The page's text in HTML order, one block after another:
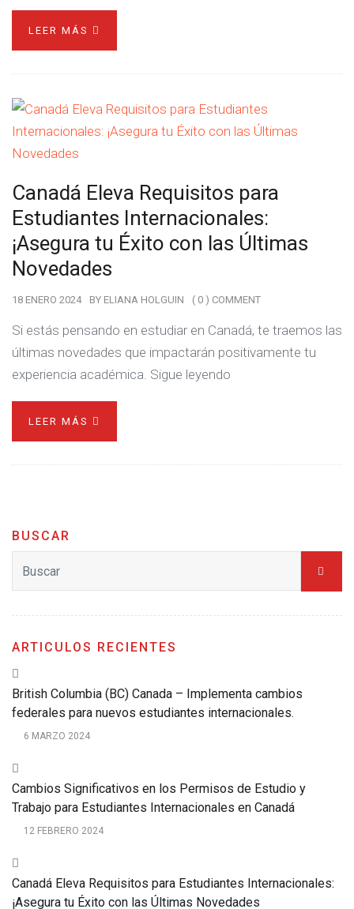
LEER MÁS
Canadá Eleva Requisitos para
Estudiantes Internacionales:
¡Asegura tu Éxito con las Últimas
Novedades
18 ENERO 2024 BY ELIANA HOLGUIN ( 0 ) COMMENT
Si estás pensando en estudiar en Canadá, te traemos las
últimas novedades que impactarán positivamente tu
experiencia académica. Sigue leyendo
LEER MÁS
BUSCAR
ARTICULOS RECIENTES
British Columbia (BC) Canada – Implementa cambios
federales para nuevos estudiantes internacionales.
6 MARZO 2024
Cambios Significativos en los Permisos de Estudio y
Trabajo para Estudiantes Internacionales en Canadá
12 FEBRERO 2024
Canadá Eleva Requisitos para Estudiantes Internacionales:
¡Asegura tu Éxito con las Últimas Novedades